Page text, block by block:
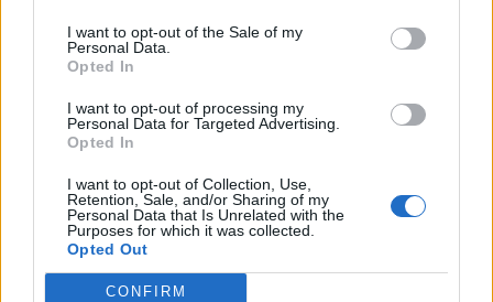
I want to opt-out of the Sale of my
Personal Data.
Opted In
I want to opt-out of processing my
Personal Data for Targeted Advertising.
Opted In
I want to opt-out of Collection, Use,
Retention, Sale, and/or Sharing of my
Personal Data that Is Unrelated with the
Purposes for which it was collected.
Opted Out
CONFIRM
ΜΠΟΡΕΙ ΝΑ ΣΑΣ ΕΝΔΙΑΦΕΡΕΙ
παροχές – Τι αλλάζει στην κάλυψη